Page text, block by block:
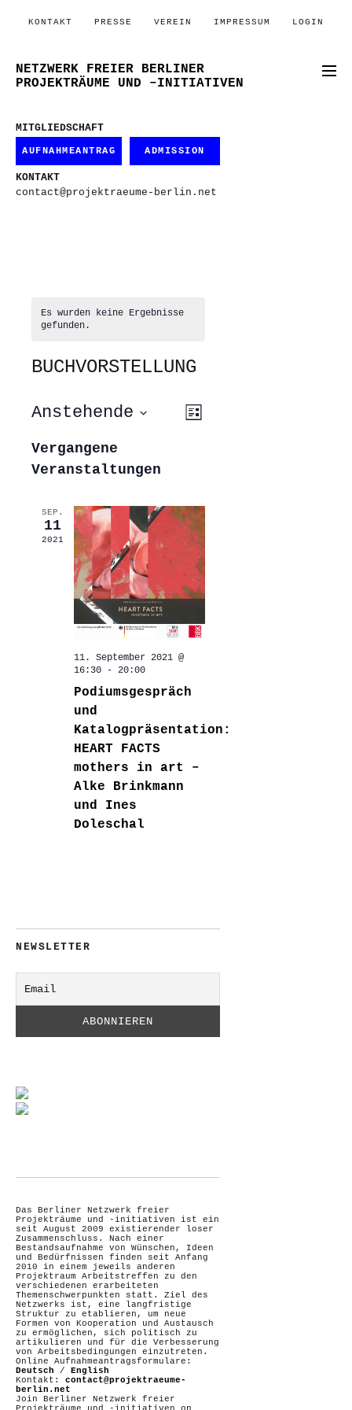
KONTAKT PRESSE VEREIN IMPRESSUM LOGIN
NETZWERK FREIER BERLINER
PROJEKTRÄUME UND –INITIATIVEN
MITGLIEDSCHAFT
AUFNAHMEANTRAG ADMISSION
KONTAKT
contact@projektraeume-berlin.net
Es wurden keine Ergebnisse
gefunden.
BUCHVORSTELLUNG
ANSICHTEN-
NAVIGATION
VERANSTALTUNG
ANSICHTEN-
Liste
Anstehende
wählen.
Vergangene
Veranstaltungen
SEP.
11
2021
11. September 2021 @
16:30- 20:00
Podiumsgespräch
und
Katalogpräsentation:
HEART FACTS
mothers in art –
Alke Brinkmann
und Ines
Doleschal
NEWSLETTER
Das Berliner Netzwerk freier
Projekträume und -initiativen ist ein
seit August 2009 existierender loser
Zusammenschluss. Nach einer
Bestandsaufnahme von Wünschen, Ideen
und Bedürfnissen finden seit Anfang
2010 in einem jeweils anderen
Projektraum Arbeitstreffen zu den
verschiedenen erarbeiteten
Themenschwerpunkten statt. Ziel des
Netzwerks ist, eine langfristige
Struktur zu etablieren, um neue
Formen von Kooperation und Austausch
zu ermöglichen, sich politisch zu
artikulieren und für die Verbesserung
von Arbeitsbedingungen einzutreten.
Online Aufnahmeantragsformulare:
Deutsch / English
Kontakt: contact@projektraeume-
berlin.net
Join Berliner Netzwerk freier